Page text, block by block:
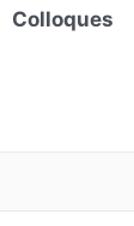
Colloques